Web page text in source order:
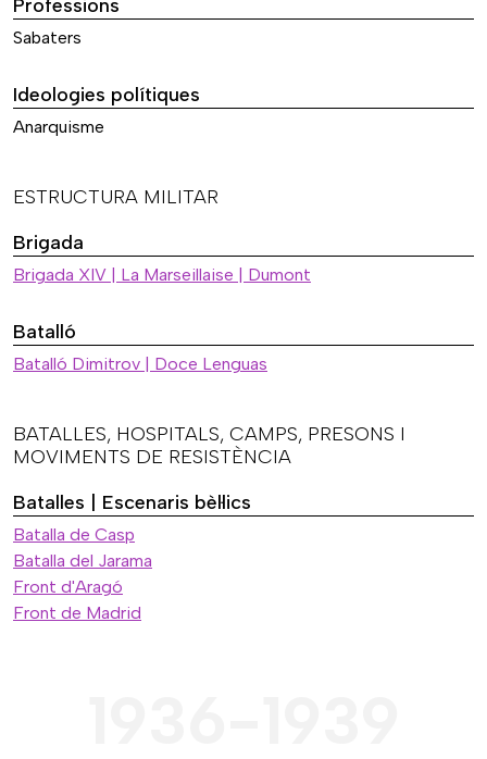
Professions
Sabaters
Ideologies polítiques
Anarquisme
ESTRUCTURA MILITAR
Brigada
Brigada XIV | La Marseillaise | Dumont
Batalló
Batalló Dimitrov | Doce Lenguas
BATALLES, HOSPITALS, CAMPS, PRESONS I
MOVIMENTS DE RESISTÈNCIA
Batalles | Escenaris bèl·lics
Batalla de Casp
Batalla del Jarama
Front d'Aragó
Front de Madrid